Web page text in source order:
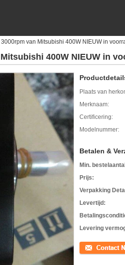
van Mitsubishi 400W NIEUW in
400W NIEUW in
Plaats van
Merknaam:
Certificering:
Modelnummer:
Betalen &
Min.
Prijs:
Verpakking
Levertijd:
Levering
Contact